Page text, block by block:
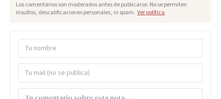
Los comentarios son moderados antes de publicarse. No se permiten
insultos, descalificaciones personales, ni spam. Ver política